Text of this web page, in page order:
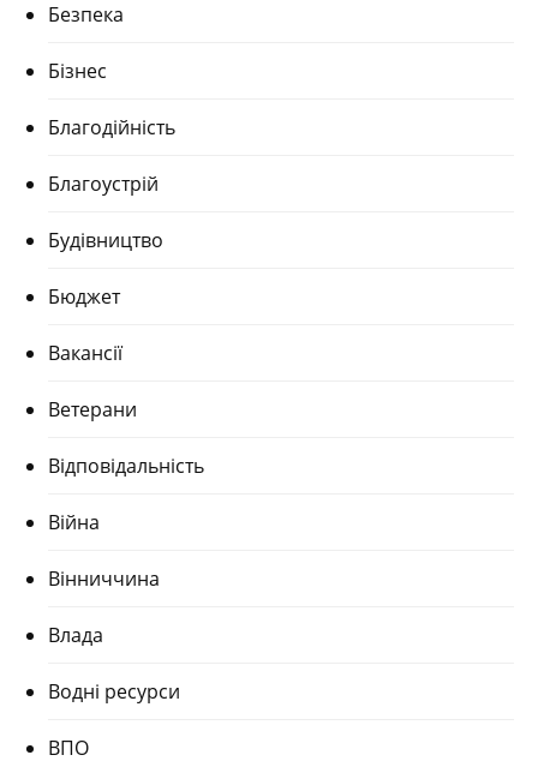
Безпека
Бізнес
Благодійність
Благоустрій
Будівництво
Бюджет
Вакансії
Ветерани
Відповідальність
Війна
Вінниччина
Влада
Водні ресурси
ВПО